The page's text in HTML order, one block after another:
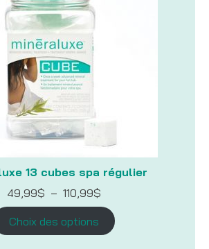
13 cubes spa régulier
49,99$ – 110,99$
de
prix :
49,99$
à
Choix des options